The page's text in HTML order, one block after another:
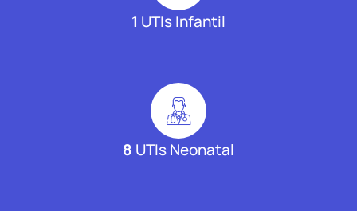
1 UTIs Infantil
8 UTIs Neonatal